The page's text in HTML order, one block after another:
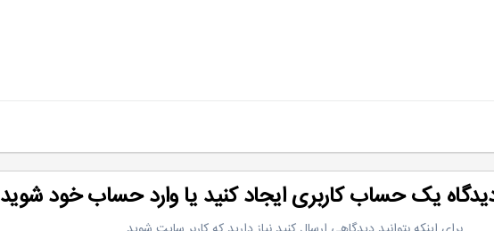
یک حساب کاربری ایجاد کنید یا وارد حساب خود شوید